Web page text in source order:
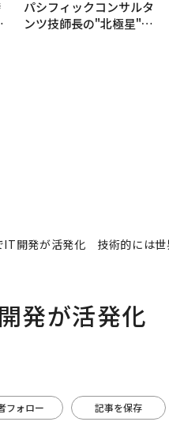
パシフィックコンサルタ
ンツ技師長の"北極星"。
IT開発が活発化 技術的には世
発が活発化
フォロー 記事を保存